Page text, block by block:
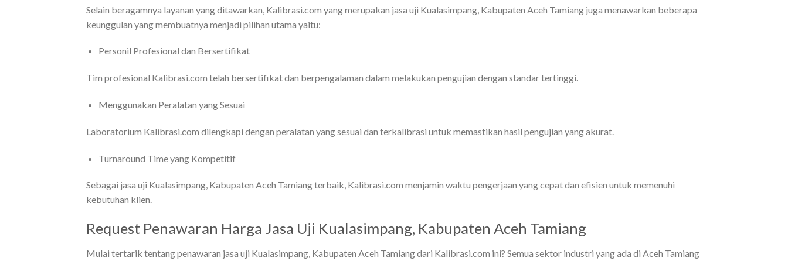
Selain beragamnya layanan yang ditawarkan, Kalibrasi.com yang merupakan jasa uji Kualasimpang, Kabupaten Aceh Tamiang juga menawarkan beberapa
keunggulan yang membuatnya menjadi pilihan utama yaitu:
Personil Profesional dan Bersertifikat
Tim profesional Kalibrasi.com telah bersertifikat dan berpengalaman dalam melakukan pengujian dengan standar tertinggi.
Menggunakan Peralatan yang Sesuai
Laboratorium Kalibrasi.com dilengkapi dengan peralatan yang sesuai dan terkalibrasi untuk memastikan hasil pengujian yang akurat.
Turnaround Time yang Kompetitif
Sebagai jasa uji Kualasimpang, Kabupaten Aceh Tamiang terbaik, Kalibrasi.com menjamin waktu pengerjaan yang cepat dan efisien untuk memenuhi
kebutuhan klien.
Request Penawaran Harga Jasa Uji Kualasimpang, Kabupaten Aceh Tamiang
Mulai tertarik tentang penawaran jasa uji Kualasimpang, Kabupaten Aceh Tamiang dari Kalibrasi.com ini? Semua sektor industri yang ada di Aceh Tamiang